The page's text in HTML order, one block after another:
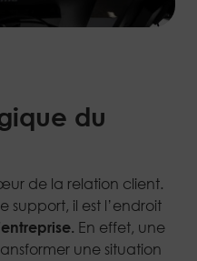
du
de la relation client.
support, il est l’endroit
En effet, une
une situation